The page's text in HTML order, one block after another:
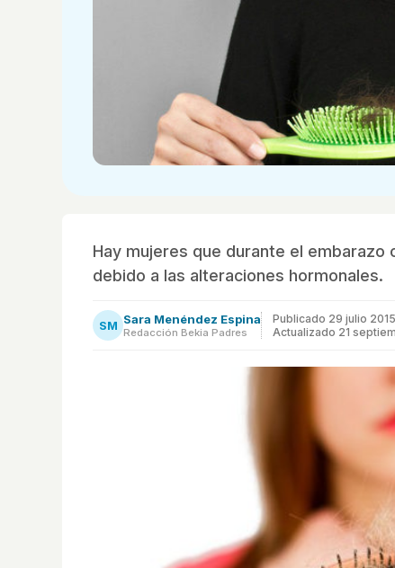
Hay mujeres que durante el
debido a las alteraciones hormonales.
SM Sara Menéndez Espina
Redacción Bekia Padres
Publicado 29 julio 2015
Actualizado 21